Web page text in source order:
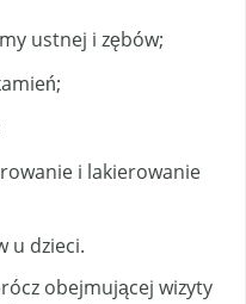
ustnej i zębów;
i lakierowanie
u dzieci.
obejmującej wizyty